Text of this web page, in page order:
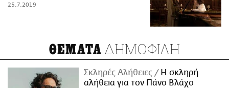
25.7.2019
ΘΕΜΑΤΑ ΔΗΜΟΦΙΛΗ
Σκληρές Αλήθειες
H σκληρή
αλήθεια για τον Πάνο Βλάχο